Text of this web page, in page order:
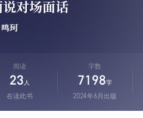
对场面话
鸣珂
阅读
23 人
在读此书
字数
7198字
2024年6月出版